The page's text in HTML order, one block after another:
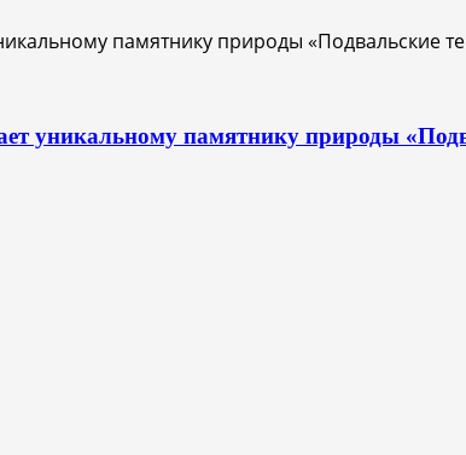
уникальному памятнику природы